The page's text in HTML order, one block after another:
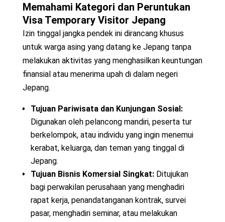
Memahami Kategori dan Peruntukan
Visa Temporary Visitor Jepang
Izin tinggal jangka pendek ini dirancang khusus
untuk warga asing yang datang ke Jepang tanpa
melakukan aktivitas yang menghasilkan keuntungan
finansial atau menerima upah di dalam negeri
Jepang.
Tujuan Pariwisata dan Kunjungan Sosial:
Digunakan oleh pelancong mandiri, peserta tur
berkelompok, atau individu yang ingin menemui
kerabat, keluarga, dan teman yang tinggal di
Jepang.
Tujuan Bisnis Komersial Singkat:Ditujukan
bagi perwakilan perusahaan yang menghadiri
rapat kerja, penandatanganan kontrak, survei
pasar, menghadiri seminar, atau melakukan